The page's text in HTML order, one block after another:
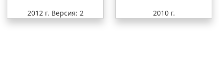
2012 г. Версия: 2
2010 г.